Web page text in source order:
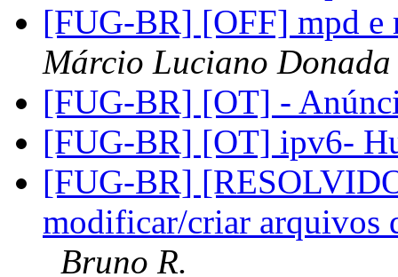
[FUG-BR] [OFF] mpd e
Márcio Luciano Donada
[FUG-BR] [OT] -
[FUG-BR] [OT] ipv6-
[FUG-BR]
modificar/criar arquivos
Bruno R.